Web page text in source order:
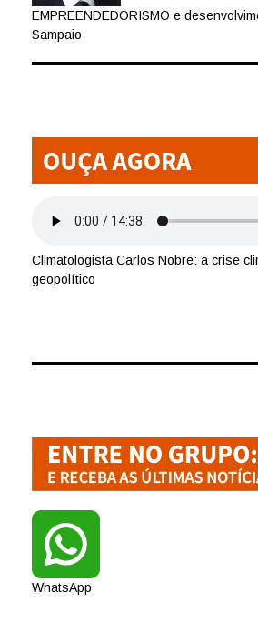
EMPREENDEDORISMO e
Sampaio
Climatologista Carlos Nobre: a crise
geopolítico
WhatsApp